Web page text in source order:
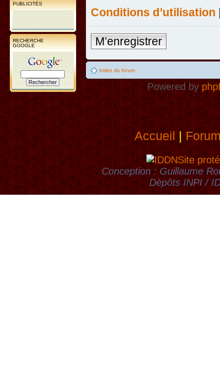
PUBLICITÉS
RECHERCHE
GOOGLE
Conditions d’utilisation
M’enregistrer
Index du forum
Powered by
Accueil|
Site
Conception : Guillaume
Dèpôts INPI /